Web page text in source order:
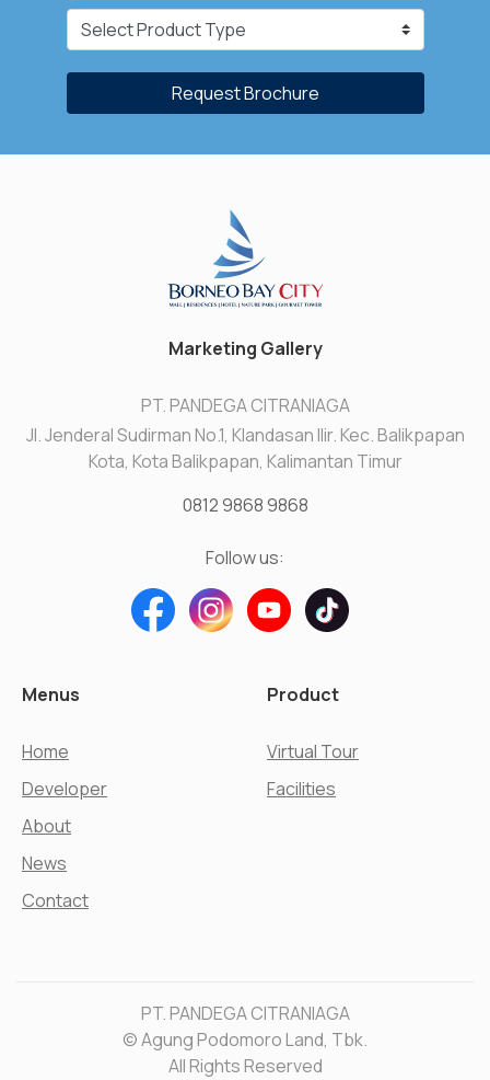
Request Brochure
Marketing Gallery
PT. PANDEGA CITRANIAGA
Jl. Jenderal Sudirman No.1, Klandasan Ilir. Kec. Balikpapan
Kota, Kota Balikpapan, Kalimantan Timur
0812 9868 9868
Follow us:
Menus
Home
Developer
About
News
Contact
Product
Virtual Tour
Facilities
PT. PANDEGA CITRANIAGA
© Agung Podomoro Land, Tbk.
All Rights Reserved